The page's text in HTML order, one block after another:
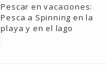
Pescar en vacaciones:
Pesca a Spinning en la
playa y en el lago